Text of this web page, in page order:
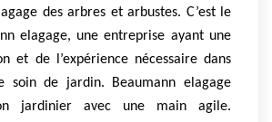
des arbres et arbustes. C’est le
elagage, une entreprise ayant une
et de l’expérience nécessaire dans
soin de jardin. Beaumann elagage
jardinier avec une main agile.